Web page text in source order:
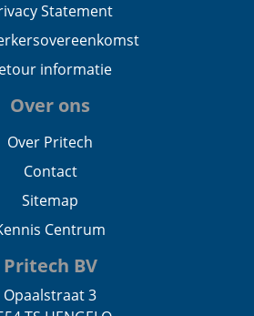
Statement
informatie
Over ons
Over Pritech
Contact
Sitemap
Centrum
Pritech BV
Opaalstraat 3